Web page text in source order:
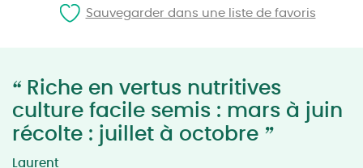
“ Riche en vertus nutritives
culture facile semis : mars à juin
récolte : juillet à octobre ”
Laurent
Sauvegarder dans une liste de favoris